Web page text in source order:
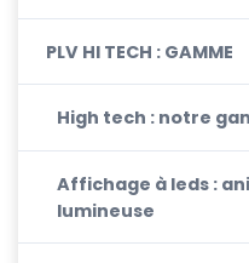
PLV HI TECH : GAMME
High tech : notre
Affichage à leds :
lumineuse